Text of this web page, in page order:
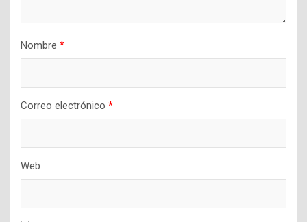
Nombre *
Correo electrónico *
Web